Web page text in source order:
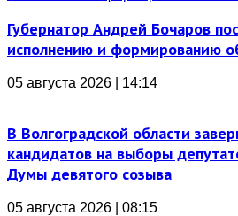
Губернатор Андрей Бочаров
исполнению и формированию
05 августа 2026 | 14:14
В Волгоградской области
кандидатов на выборы
Думы девятого созыва
05 августа 2026 | 08:15